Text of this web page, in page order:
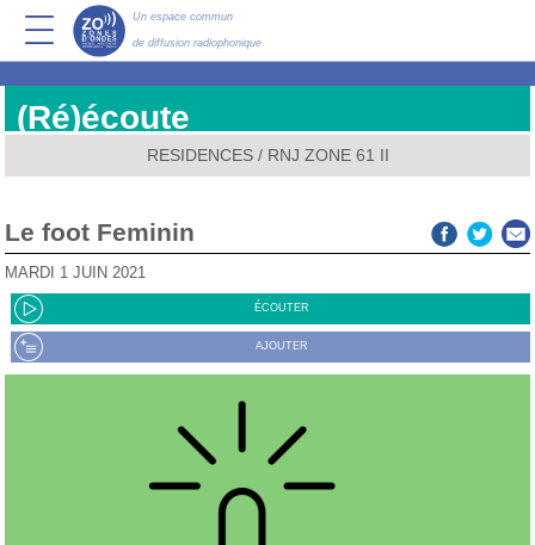
Un espace commun
de diffusion radiophonique
(Ré)écoute
RESIDENCES/ RNJ ZONE 61 II
Le foot Feminin
MARDI 1 JUIN 2021
ÉCOUTER
AJOUTER